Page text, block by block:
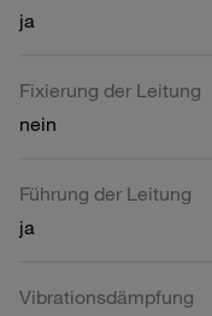
ja
Fixierung der Leitung
nein
Führung der Leitung
ja
Vibrationsdämpfung